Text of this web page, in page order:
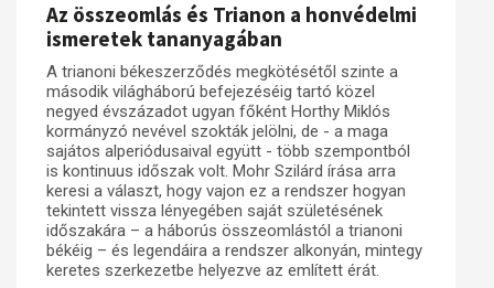
A békerendszer megszilárdulása
Utókor és emlékezet
Adatbázis
Emlékművek (feltöltés alatt)
Menekültek
Visszhang
Publikációk
Kapcsolat
Trianon-kommentár
Dokumentumok
A trianoni szerződés
Az összeomlás és Trianon a honvédelmi
ismeretek tananyagában
A trianoni békeszerződés megkötésétől szinte a
második világháború befejezéséig tartó közel
negyed évszázadot ugyan főként Horthy Miklós
kormányzó nevével szokták jelölni, de - a maga
sajátos alperiódusaival együtt - több szempontból
is kontinuus időszak volt. Mohr Szilárd írása arra
keresi a választ, hogy vajon ez a rendszer hogyan
tekintett vissza lényegében saját születésének
időszakára – a háborús összeomlástól a trianoni
békéig – és legendáira a rendszer alkonyán, mintegy
keretes szerkezetbe helyezve az említett érát.